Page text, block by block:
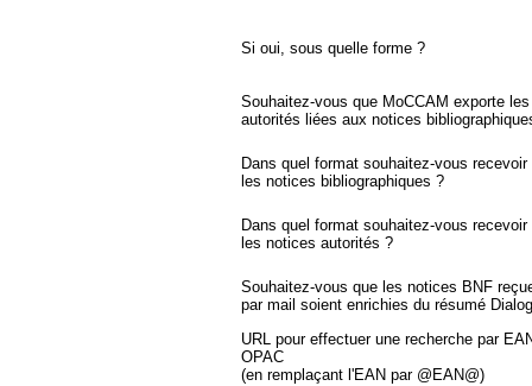
Si oui, sous quelle forme ?
Souhaitez-vous que MoCCAM exporte
autorités liées aux notices
Dans quel format souhaitez-vous recevoir
les notices bibliographiques ?
Dans quel format souhaitez-vous recevoir
les notices autorités ?
Souhaitez-vous que les notices BNF
par mail soient enrichies du résumé
URL pour effectuer une recherche par
OPAC
(en remplaçant l'EAN par @EAN@)